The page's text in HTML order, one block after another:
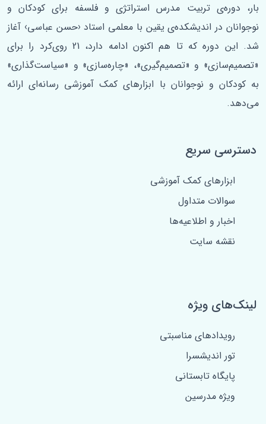
‌بار، دوره‌ی تربیت مدرس استراتژی و فلسفه برای کودکان و
نوجوانان در اندیشکده‌ی یقین با معلمی استاد ‹حسن عباسی› آغاز
شد. این دوره که تا هم اکنون ادامه دارد، 21 روی‌کرد را برای
«تصمیم‌سازی» و «تصمیم‌گیری»، «چاره‌سازی» و «سیاست‌گذاری»
به کودکان و نوجوانان با ابزارهای کمک آموزشی رسانه‌ای ارائه
می‌دهد.
دسترسی سریع
ابزارهای کمک آموزشی
سوالات متداول
اخبار و اطلاعیه‌ها
نقشه سایت
لینک‌های ویژه
رویدادهای مناسبتی
تور اندیشسرا
پایگاه تابستانی
ویژه مدرسین